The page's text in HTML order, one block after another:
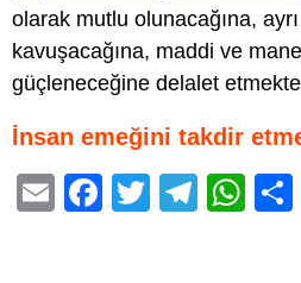
olarak mutlu olunacağına, ayrı
kavuşacağına, maddi ve
güçleneceğine delalet
İnsan emeğini takdir
E
F
T
T
W